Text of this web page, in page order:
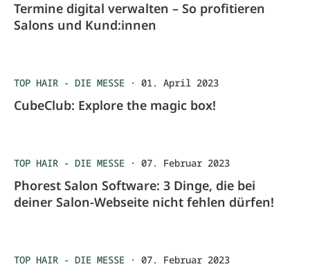
Termine digital verwalten – So profitieren
Salons und Kund:innen
TOP HAIR - DIE MESSE · 01. April 2023
CubeClub: Explore the magic box!
TOP HAIR - DIE MESSE · 07. Februar 2023
Phorest Salon Software: 3 Dinge, die bei
deiner Salon-Webseite nicht fehlen dürfen!
TOP HAIR - DIE MESSE · 07. Februar 2023